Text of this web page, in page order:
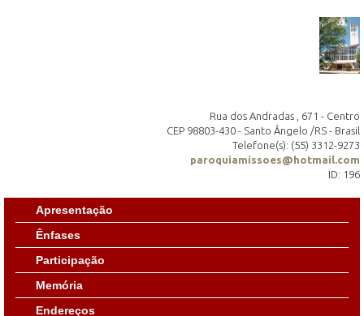
Rua dos Andradas , 671 - Centro
CEP 98803-430 - Santo Ângelo /RS - Brasil
Telefone(s): (55) 3312-9273
paroquiamissoes@hotmail.com
ID: 196
Apresentação
Ênfases
Participação
Memória
Endereços